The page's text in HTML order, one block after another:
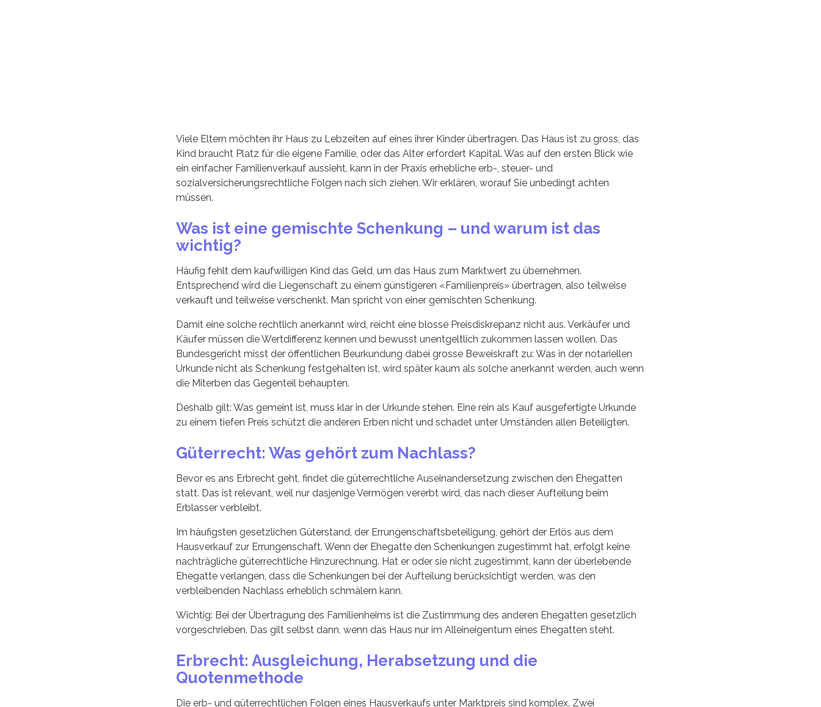
Viele Eltern möchten ihr Haus zu Lebzeiten auf eines ihrer Kinder übertragen. Das Haus ist zu gross, das
Kind braucht Platz für die eigene Familie, oder das Alter erfordert Kapital. Was auf den ersten Blick wie
ein einfacher Familienverkauf aussieht, kann in der Praxis erhebliche erb-, steuer- und
sozialversicherungsrechtliche Folgen nach sich ziehen. Wir erklären, worauf Sie unbedingt achten
müssen.
Was ist eine gemischte Schenkung – und warum ist das
wichtig?
Häufig fehlt dem kaufwilligen Kind das Geld, um das Haus zum Marktwert zu übernehmen.
Entsprechend wird die Liegenschaft zu einem günstigeren «Familienpreis» übertragen, also teilweise
verkauft und teilweise verschenkt. Man spricht von einer gemischten Schenkung.
Damit eine solche rechtlich anerkannt wird, reicht eine blosse Preisdiskrepanz nicht aus. Verkäufer und
Käufer müssen die Wertdifferenz kennen und bewusst unentgeltlich zukommen lassen wollen. Das
Bundesgericht misst der öffentlichen Beurkundung dabei grosse Beweiskraft zu: Was in der notariellen
Urkunde nicht als Schenkung festgehalten ist, wird später kaum als solche anerkannt werden, auch wenn
die Miterben das Gegenteil behaupten.
Deshalb gilt: Was gemeint ist, muss klar in der Urkunde stehen. Eine rein als Kauf ausgefertigte Urkunde
zu einem tiefen Preis schützt die anderen Erben nicht und schadet unter Umständen allen Beteiligten.
Güterrecht: Was gehört zum Nachlass?
Bevor es ans Erbrecht geht, findet die güterrechtliche Auseinandersetzung zwischen den Ehegatten
statt. Das ist relevant, weil nur dasjenige Vermögen vererbt wird, das nach dieser Aufteilung beim
Erblasser verbleibt.
Im häufigsten gesetzlichen Güterstand, der Errungenschaftsbeteiligung, gehört der Erlös aus dem
Hausverkauf zur Errungenschaft. Wenn der Ehegatte den Schenkungen zugestimmt hat, erfolgt keine
nachträgliche güterrechtliche Hinzurechnung. Hat er oder sie nicht zugestimmt, kann der überlebende
Ehegatte verlangen, dass die Schenkungen bei der Aufteilung berücksichtigt werden, was den
verbleibenden Nachlass erheblich schmälern kann.
Wichtig: Bei der Übertragung des Familienheims ist die Zustimmung des anderen Ehegatten gesetzlich
vorgeschrieben. Das gilt selbst dann, wenn das Haus nur im Alleineigentum eines Ehegatten steht.
Erbrecht: Ausgleichung, Herabsetzung und die
Quotenmethode
Die erb- und güterrechtlichen Folgen eines Hausverkaufs unter Marktpreis sind komplex. Zwei